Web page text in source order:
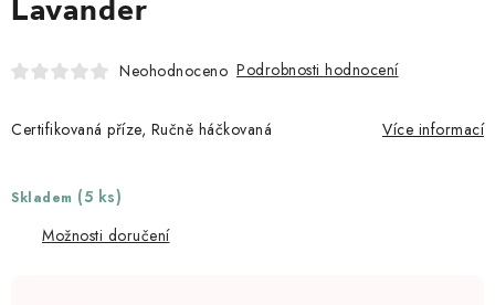
Lavander
Neohodnoceno Podrobnosti hodnocení
Certifikovaná příze, Ručně háčkovaná Více informací
Skladem (5 ks)
Možnosti doručení